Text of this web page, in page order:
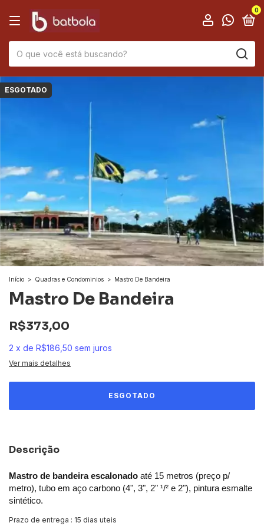
0
ESGOTADO
Início > Quadras e Condominios > Mastro De Bandeira
Mastro De Bandeira
R$373,00
2 x de R$186,50 sem juros
Ver mais detalhes
Descrição
Mastro de bandeira escalonado até 15 metros (preço p/
metro), tubo em aço carbono (4", 3", 2" ¹/² e 2"), pintura esmalte
sintético.
Prazo de entrega : 15 dias uteis